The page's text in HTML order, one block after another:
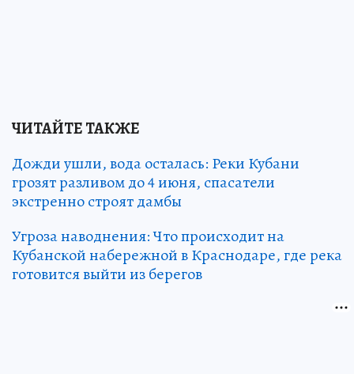
ЧИТАЙТЕ ТАКЖЕ
Дожди ушли, вода осталась: Реки Кубани
грозят разливом до 4 июня, спасатели
экстренно строят дамбы
Угроза наводнения: Что происходит на
Кубанской набережной в Краснодаре, где река
готовится выйти из берегов